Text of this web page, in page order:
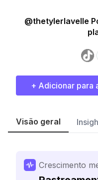
@thetylerlavelle
+ Adicionar para
Visão geral
Crescimento